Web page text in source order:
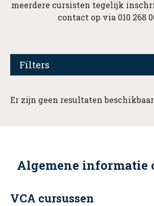
meerdere cursisten tegelijk
contact op via 010 268
Filters
Er zijn geen resultaten
Algemene informatie
VCA cursussen